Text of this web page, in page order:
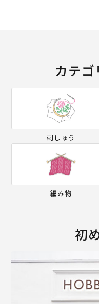
カテ
刺しゅう
編み物
初